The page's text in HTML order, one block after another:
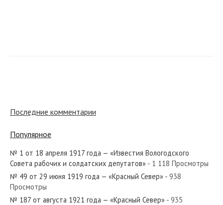
№ 207 от октября 1955 года — «Красный Север»
Последние комментарии
Популярное
№ 1 от 18 апреля 1917 года — «Известия Вологодского
Совета рабочих и солдатских депутатов» - 1 118 Просмотры
№ 49 от 29 июня 1919 года — «Красный Север» - 938
Просмотры
№ 187 от августа 1921 года — «Красный Север» - 935